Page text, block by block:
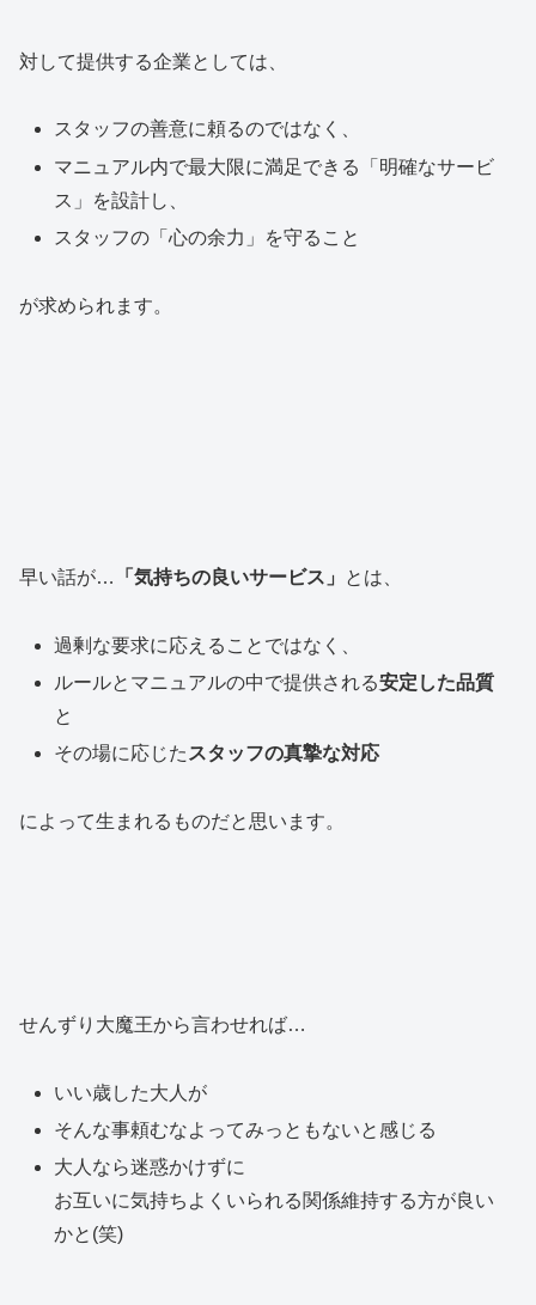
対して提供する企業としては、
スタッフの善意に頼るのではなく、
マニュアル内で最大限に満足できる「明確なサービ
ス」を設計し、
スタッフの「心の余力」を守ること
が求められます。
早い話が… 「気持ちの良いサービス」 とは、
過剰な要求に応えることではなく、
ルールとマニュアルの中で提供される安定した品質
と
その場に応じた スタッフの真摯な対応
によって生まれるものだと思います。
せんずり大魔王から言わせれば…
いい歳した大人が
そんな事頼むなよってみっともないと感じる
大人なら迷惑かけずに
お互いに気持ちよくいられる関係維持する方が良い
かと(笑)